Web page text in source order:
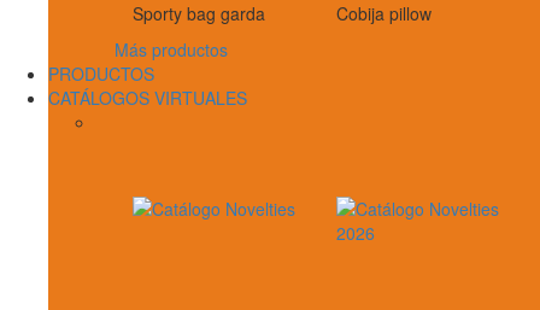
Sporty bag garda
Cobija pillow
Más productos
PRODUCTOS
CATÁLOGOS VIRTUALES